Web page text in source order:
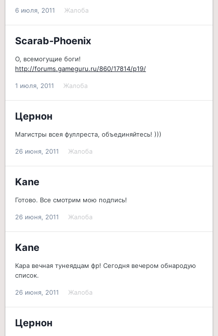
6 июля, 2011 Жалоба
Scarab-Phoenix
О, всемогущие боги!
http://forums.gameguru.ru/860/17814/p19/
1 июля, 2011 Жалоба
Цернон
Магистры всея фуллреста, объединяйтесь! )))
26 июня, 2011 Жалоба
Kane
Готово. Все смотрим мою подпись!
26 июня, 2011 Жалоба
Kane
Кара вечная тунеядцам фр! Сегодня вечером обнародую
список.
26 июня, 2011 Жалоба
Цернон